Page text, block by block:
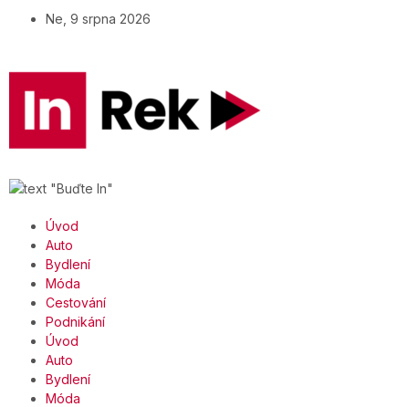
Ne, 9 srpna 2026
Úvod
Auto
Bydlení
Móda
Cestování
Podnikání
Úvod
Auto
Bydlení
Móda